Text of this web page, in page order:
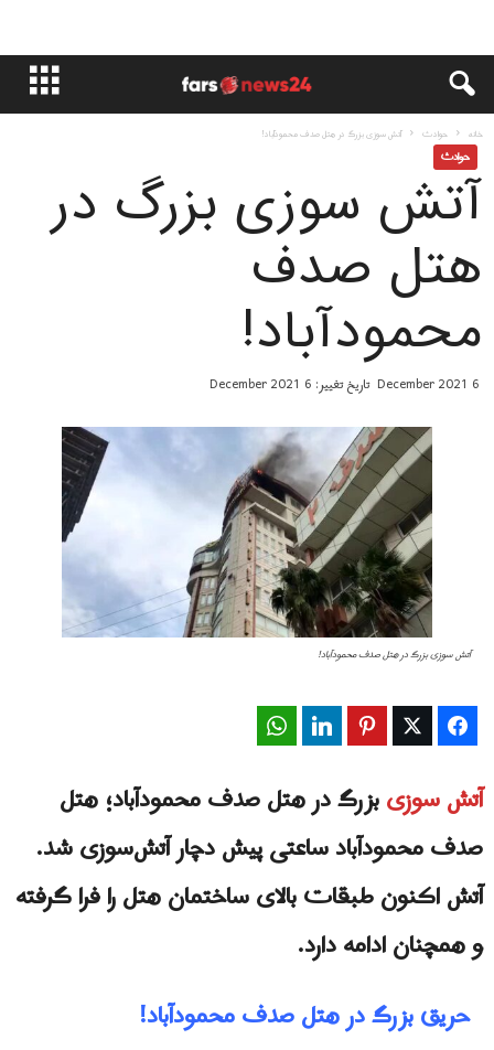
خانه حوادث آتش سوزی بزرگ در هتل صدف محمودآباد!
حوادث
آتش سوزی بزرگ در
هتل صدف
محمودآباد!
6 December 2021 تاریخ تغییر: 6 December 2021
آتش سوزی بزرگ در هتل صدف محمودآباد!
Facebook
Twitter
Pinterest
LinkedIn
آتش سوزیبزرگ در هتل صدف محمودآباد؛ هتل
صدف محمودآباد ساعتی پیش دچار آتش‌سوزی شد.
آتش اکنون طبقات بالای ساختمان هتل را فرا گرفته
و همچنان ادامه دارد.
حریق بزرگ در هتل صدف محمودآباد!